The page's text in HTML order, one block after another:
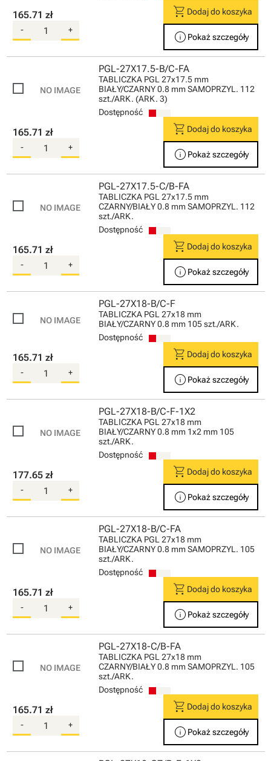
165.71 zł
- +
shopping_cart Dodaj do koszyka
info Pokaż szczegóły
PGL-27X17.5-B/C-FA
TABLICZKA PGL 27x17.5 mm
BIAŁY/CZARNY 0.8 mm SAMOPRZYL. 112
szt./ARK. (ARK. 3)
Dostępność
165.71 zł
- +
shopping_cart Dodaj do koszyka
info Pokaż szczegóły
PGL-27X17.5-C/B-FA
TABLICZKA PGL 27x17.5 mm
CZARNY/BIAŁY 0.8 mm SAMOPRZYL. 112
szt./ARK.
Dostępność
165.71 zł
- +
shopping_cart Dodaj do koszyka
info Pokaż szczegóły
PGL-27X18-B/C-F
TABLICZKA PGL 27x18 mm
BIAŁY/CZARNY 0.8 mm 105 szt./ARK.
Dostępność
165.71 zł
- +
shopping_cart Dodaj do koszyka
info Pokaż szczegóły
PGL-27X18-B/C-F-1X2
TABLICZKA PGL 27x18 mm
BIAŁY/CZARNY 0.8 mm 1x2 mm 105
szt./ARK.
Dostępność
177.65 zł
- +
shopping_cart Dodaj do koszyka
info Pokaż szczegóły
PGL-27X18-B/C-FA
TABLICZKA PGL 27x18 mm
BIAŁY/CZARNY 0.8 mm SAMOPRZYL. 105
szt./ARK.
Dostępność
165.71 zł
- +
shopping_cart Dodaj do koszyka
info Pokaż szczegóły
PGL-27X18-C/B-FA
TABLICZKA PGL 27x18 mm
CZARNY/BIAŁY 0.8 mm SAMOPRZYL. 105
szt./ARK.
Dostępność
165.71 zł
- +
shopping_cart Dodaj do koszyka
info Pokaż szczegóły